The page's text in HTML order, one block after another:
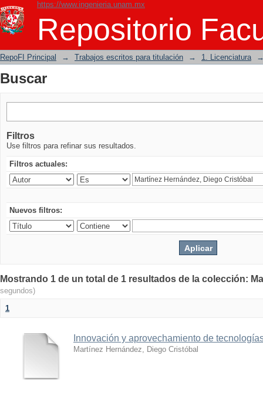
https://www.ingenieria.unam.mx
Repositorio
Buscar
RepoFI Principal → Trabajos escritos para titulación → 1. Licenciatura
Buscar
Filtros
Use filtros para refinar sus resultados.
Filtros actuales:
Nuevos filtros:
Mostrando 1 de un total de 1 resultados de la colección:
segundos)
1
Innovación y aprovechamiento de
Martínez Hernández, Diego Cristóbal